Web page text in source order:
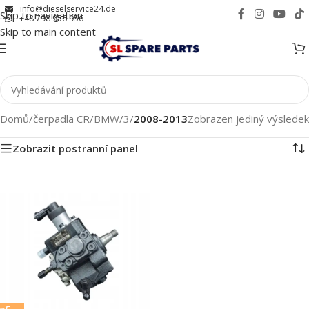
Skip to navigation
Skip to main content
info@dieselservice24.de
+48 798 956 956
Domů/čerpadla CR/BMW/3/2008-2013Zobrazen jediný výsledek
Zobrazit postranní panel